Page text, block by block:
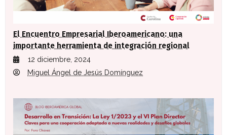
El Encuentro Empresarial Iberoamericano: una
importante herramienta de integración regional
12 diciembre, 2024
Miguel Ángel de Jesús Domínguez